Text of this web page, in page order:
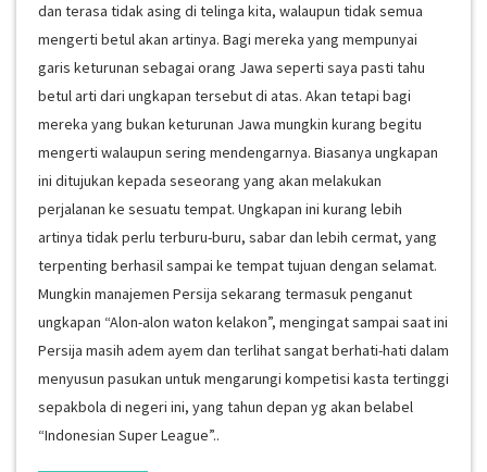
dan terasa tidak asing di telinga kita, walaupun tidak semua
mengerti betul akan artinya. Bagi mereka yang mempunyai
garis keturunan sebagai orang Jawa seperti saya pasti tahu
betul arti dari ungkapan tersebut di atas. Akan tetapi bagi
mereka yang bukan keturunan Jawa mungkin kurang begitu
mengerti walaupun sering mendengarnya. Biasanya ungkapan
ini ditujukan kepada seseorang yang akan melakukan
perjalanan ke sesuatu tempat. Ungkapan ini kurang lebih
artinya tidak perlu terburu-buru, sabar dan lebih cermat, yang
terpenting berhasil sampai ke tempat tujuan dengan selamat.
Mungkin manajemen Persija sekarang termasuk penganut
ungkapan “Alon-alon waton kelakon”, mengingat sampai saat ini
Persija masih adem ayem dan terlihat sangat berhati-hati dalam
menyusun pasukan untuk mengarungi kompetisi kasta tertinggi
sepakbola di negeri ini, yang tahun depan yg akan belabel
“Indonesian Super League”..